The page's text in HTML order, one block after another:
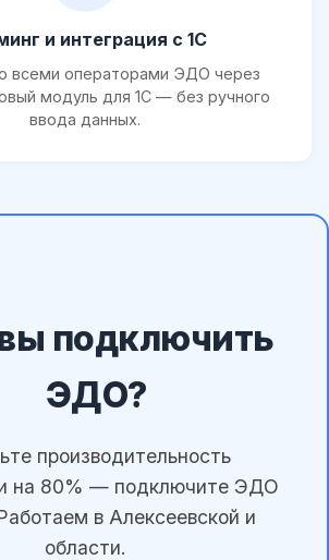
и интеграция с 1С
всеми операторами ЭДО через
модуль для 1С — без ручного
ввода данных.
подключить
ЭДО?
производительность
на 80% — подключите ЭДО
в Алексеевской и
области.